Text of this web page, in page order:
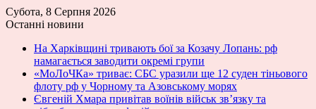
Субота, 8 Серпня 2026
Останні новини
На Харківщині тривають бої за Козачу Лопань: рф
намагається заводити окремі групи
«МоЛоЧКа» триває: СБС уразили ще 12 суден тіньового
флоту рф у Чорному та Азовському морях
Євгеній Хмара привітав воїнів військ зв’язку та